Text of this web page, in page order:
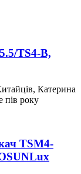
TS4-B,
Катерина
пів року
TSM4-